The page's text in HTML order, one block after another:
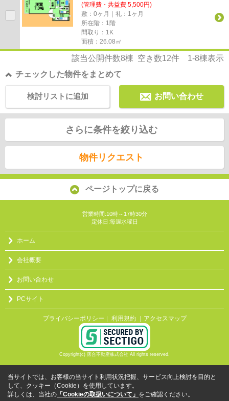
(管理費・共益費 5,500円)
敷：0ヶ月｜礼：1ヶ月
所在階：1階
間取り：1K
面積：26.08㎡
該当公開件数8棟 空き数12件 1-8棟表示
チェックした物件をまとめて
お問い合わせ
検討リストに追加
さらに条件を絞り込む
物件リクエスト
ページトップに戻る
営業時間:10時～17時30分
定休日:毎週水曜日
ホーム
会社概要
お問い合わせ
PCサイト
プライバシーポリシー ｜ 利用規約 ｜アクセスマップ
Copyright(c) 落合不動産株式会社 All rights reserved.
当サイトでは、お客様の当サイト利用状況把握、サービス向上検討を目的と
して、クッキー（Cookie）を使用しています。
詳しくは、当社の 「Cookieの取扱いについて」 をご確認ください。